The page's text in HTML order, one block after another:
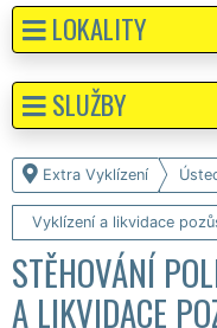
Extra Vyklízení
Vyklízení a likvidace
STĚHOVÁNÍ
A LIKVIDACE
LOKALITY
SLUŽBY